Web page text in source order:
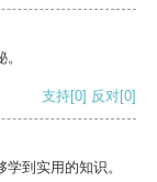
支持[0] 反对[0]
到实用的知识。